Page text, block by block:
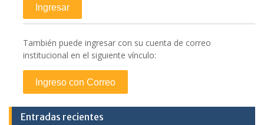
También puede ingresar con su cuenta de correo
institucional en el siguiente vínculo:
Entradas recientes